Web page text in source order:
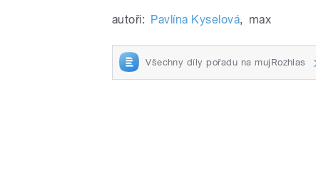
autoři: Pavlína Kyselová, max
Všechny díly pořadu na mujRozhlas